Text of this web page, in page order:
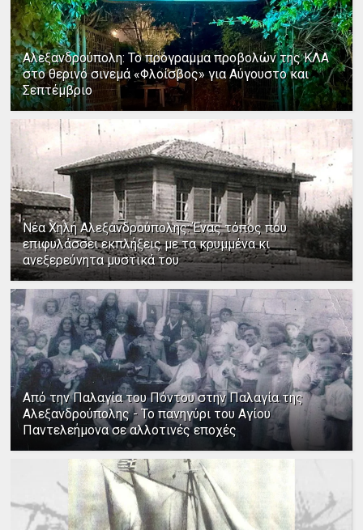
Αλεξανδρούπολη: Το πρόγραμμα προβολών της ΚΛΑ
στο θερινό σινεμά «Φλοίσβος» για Αύγουστο και
Σεπτέμβριο
Νέα Χηλή Αλεξανδρούπολης: Ένας τόπος που
επιφυλάσσει εκπλήξεις με τα κρυμμένα κι
ανεξερεύνητα μυστικά του
Από την Παλαγία του Πόντου στην Παλαγία της
Αλεξανδρούπολης - Το πανηγύρι του Αγίου
Παντελεήμονα σε αλλοτινές εποχές